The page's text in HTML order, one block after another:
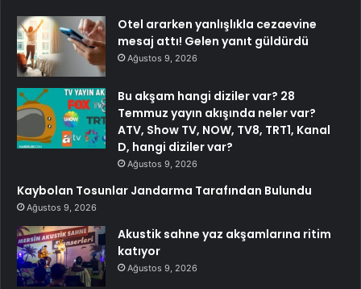
Otel ararken yanlışlıkla cezaevine
mesaj attı! Gelen yanıt güldürdü
Ağustos 9, 2026
Bu akşam hangi diziler var? 28
Temmuz yayın akışında neler var?
ATV, Show TV, NOW, TV8, TRT1, Kanal
D, hangi diziler var?
Ağustos 9, 2026
Kaybolan Tosunlar Jandarma Tarafından Bulundu
Ağustos 9, 2026
Akustik sahne yaz akşamlarına ritim
katıyor
Ağustos 9, 2026